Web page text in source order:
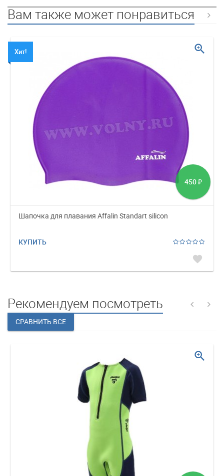
Вам также может понравиться
Хит!
450 ₽
Шапочка для плавания Affalin Standart silicon
КУПИТЬ
favorite
zoom_in
Рекомендуем посмотреть
zoom_in